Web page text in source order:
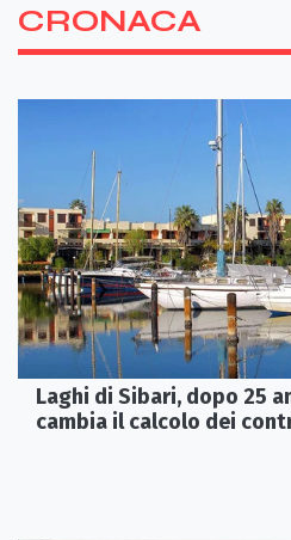
CRONACA
Laghi di Sibari, dopo 25
cambia il calcolo dei